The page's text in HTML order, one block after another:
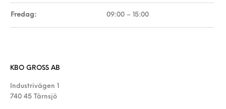
Fredag: 09:00 – 15:00
KBO GROSS AB
Industrivägen 1
740 45 Tärnsjö